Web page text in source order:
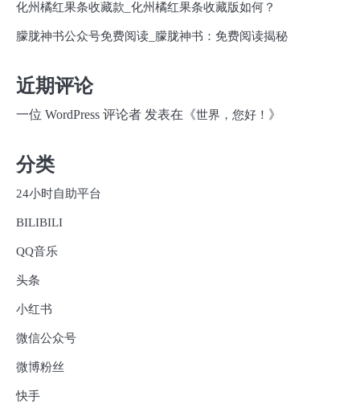
化州橘红果条收藏款_化州橘红果条收藏版如何？
朦胧神书公众号免费阅读_朦胧神书：免费阅读揭秘
近期评论
一位 WordPress 评论者 发表在《世界，您好！ 》
分类
24小时自助平台
BILIBILI
QQ音乐
头条
小红书
微信公众号
微博粉丝
快手